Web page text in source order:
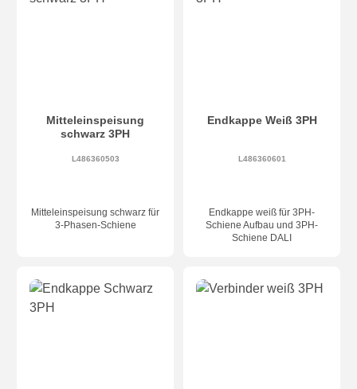
Mitteleinspeisung
schwarz 3PH
L486360503
Mitteleinspeisung schwarz für
3-Phasen-Schiene
Endkappe Weiß 3PH
L486360601
Endkappe weiß für 3PH-
Schiene Aufbau und 3PH-
Schiene DALI